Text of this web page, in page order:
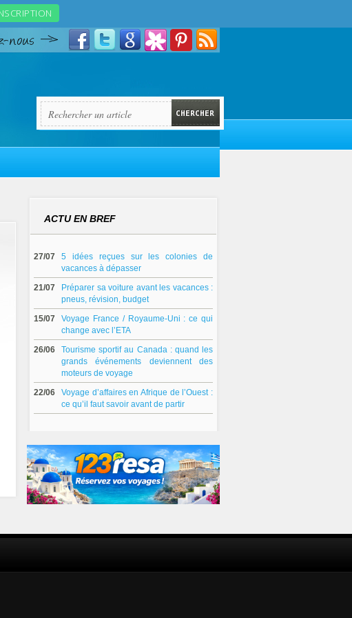
ACTU EN BREF
27/07
5 idées reçues sur les colonies de
vacances à dépasser
21/07
Préparer sa voiture avant les vacances :
pneus, révision, budget
15/07
Voyage France / Royaume-Uni : ce qui
change avec l’ETA
26/06
Tourisme sportif au Canada : quand les
grands événements deviennent des
moteurs de voyage
22/06
Voyage d’affaires en Afrique de l’Ouest :
ce qu’il faut savoir avant de partir